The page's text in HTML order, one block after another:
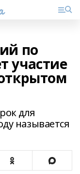
по
участие
для
называется